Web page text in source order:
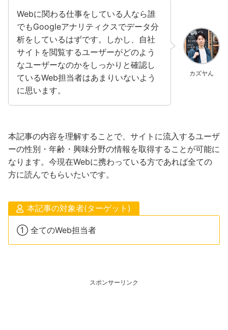
カズヤん
Webに関わる仕事をしている人なら誰
でもGoogleアナリティクスでデータ分
析をしているはずです。しかし、自社
サイトを閲覧するユーザーがどのよう
なユーザーなのかをしっかりと確認し
ているWeb担当者はあまりいないよう
に思います。
本記事の内容を理解することで、サイトに流入するユーザ
ーの性別・年齢・興味分野の情報を取得することが可能に
なります。今現在Webに携わっている方であれば全ての
方に読んでもらいたいです。
本記事の対象者(ターゲット)
① 全てのWeb担当者
スポンサーリンク